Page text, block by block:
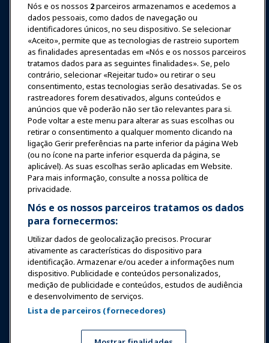
Entrar Junte-se Agora
Prêmios Carreiras
Contato
Expos e Eventos
Notícias & Diversão
Educação
Segurança & Proteção
Advocacia
Pesquisa e Relatórios
Sobre a IAAPA
Parceiros
Copyright © 2026 Associação Internacional de Parques de
Diversões e Atrações. Todos os direitos reservados.
Nós e os nossos 2parceiros armazenamos e acedemos a
dados pessoais, como dados de navegação ou
identificadores únicos, no seu dispositivo. Se selecionar
«Aceito», permite que as tecnologias de rastreio suportem
as finalidades apresentadas em «Nós e os nossos parceiros
tratamos dados para as seguintes finalidades». Se, pelo
contrário, selecionar «Rejeitar tudo» ou retirar o seu
consentimento, estas tecnologias serão desativadas. Se os
rastreadores forem desativados, alguns conteúdos e
anúncios que vê poderão não ser tão relevantes para si.
Pode voltar a este menu para alterar as suas escolhas ou
retirar o consentimento a qualquer momento clicando na
ligação Gerir preferências na parte inferior da página Web
(ou no ícone na parte inferior esquerda da página, se
aplicável). As suas escolhas serão aplicadas em Website.
Para mais informação, consulte a nossa política de
privacidade.
Nós e os nossos parceiros tratamos os dados
para fornecermos:
Utilizar dados de geolocalização precisos. Procurar
ativamente as características do dispositivo para
identificação. Armazenar e/ou aceder a informações num
dispositivo. Publicidade e conteúdos personalizados,
medição de publicidade e conteúdos, estudos de audiência
e desenvolvimento de serviços.
Lista de parceiros (fornecedores)